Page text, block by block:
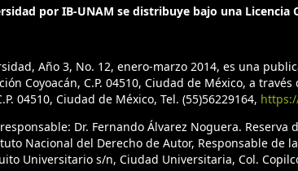
por IB-UNAM se distribuye bajo una
Año 3, No. 12, enero-marzo 2014, es una
Coyoacán, C.P. 04510, Ciudad de México, a
04510, Ciudad de México, Tel. (55)56229164,
Dr. Fernando Álvarez Noguera. Reserva
Nacional del Derecho de Autor, Responsable
Universitario s/n, Ciudad Universitaria, Col.